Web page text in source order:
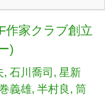
作家クラブ創立
)
石川喬司
星新
義雄 半村良
筒